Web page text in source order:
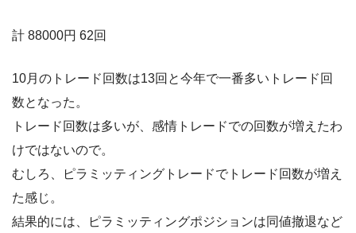
計 88000円 62回
10月のトレード回数は13回と今年で一番多いトレード回
数となった。
トレード回数は多いが、感情トレードでの回数が増えたわ
けではないので。
むしろ、ピラミッティングトレードでトレード回数が増え
た感じ。
結果的には、ピラミッティングポジションは同値撤退など